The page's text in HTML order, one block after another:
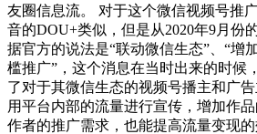
友圈信息流。 对于这个微信视频号推
音的DOU+类似，但是从2020年9月份
据官方的说法是“联动微信生态”、“增
槛推广”，这个消息在当时出来的时候
了对于其微信生态的视频号播主和广
用平台内部的流量进行宣传，增加作
作者的推广需求，也能提高流量变现